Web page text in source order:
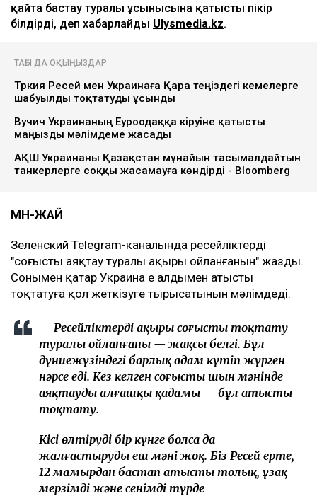
қайта бастау туралы ұсынысына қатысты пікір
білдірді, деп хабарлайды Ulysmedia.kz.
ТАҒЫ ДА ОҚЫҢЫЗДАР
Түркия Ресей мен Украинаға Қара теңіздегі кемелерге
шабуылды тоқтатуды ұсынды
Вучич Украинаның Еуроодаққа кіруіне қатысты
маңызды мәлімдеме жасады
АҚШ Украинаны Қазақстан мұнайын тасымалдайтын
танкерлерге соққы жасамауға көндірді - Bloomberg
МӘН-ЖАЙ
Зеленский Telegram-каналында ресейліктердің
"соғысты аяқтау туралы ақыры ойланғанын" жазды.
Сонымен қатар Украина ең алдымен атысты
тоқтатуға қол жеткізуге тырысатынын мәлімдеді.
— Ресейліктердің ақыры соғысты тоқтату
туралы ойланғаны — жақсы белгі. Бұл
дүниежүзіндегі барлық адам күтіп жүрген
нәрсе еді. Кез келген соғысты шын мәнінде
аяқтаудың алғашқы қадамы — бұл атысты
тоқтату.
Кісі өлтіруді бір күнге болса да
жалғастырудың еш мәні жоқ. Біз Ресей ертең,
12 мамырдан бастап атысты толық, ұзақ
мерзімді және сенімді түрде